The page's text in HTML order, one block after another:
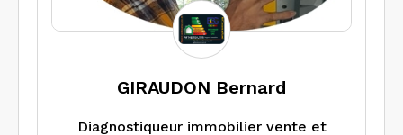
GIRAUDON Bernard
Diagnostiqueur immobilier vente et